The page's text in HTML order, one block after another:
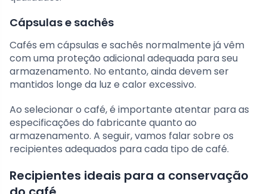
Cápsulas e sachês
Cafés em cápsulas e sachês normalmente já vêm
com uma proteção adicional adequada para seu
armazenamento. No entanto, ainda devem ser
mantidos longe da luz e calor excessivo.
Ao selecionar o café, é importante atentar para as
especificações do fabricante quanto ao
armazenamento. A seguir, vamos falar sobre os
recipientes adequados para cada tipo de café.
Recipientes ideais para a conservação